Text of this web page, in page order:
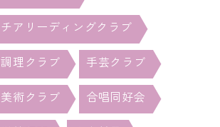
チアリーディングクラブ
調理クラブ 手芸クラブ
美術クラブ 合唱同好会